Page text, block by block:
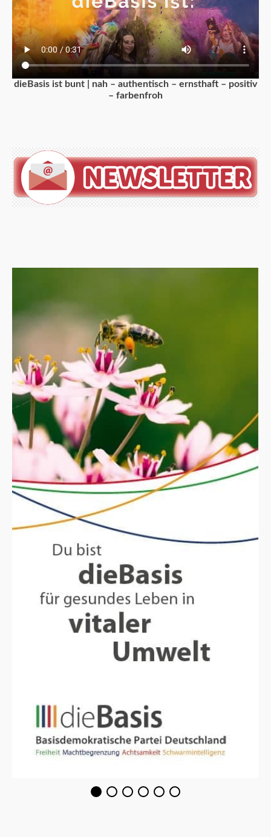
dieBasis ist bunt | nah – authentisch – ernsthaft – positiv
– farbenfroh